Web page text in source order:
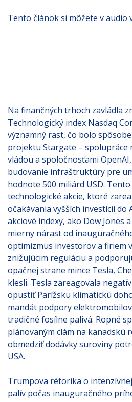
Tento článok si môžete v audio
Na finančných trhoch zavládla
Technologický index Nasdaq
významný rast, čo bolo
projektu Stargate – spolupráce
vládou a spoločnosťami
budovanie infraštruktúry pre
hodnote 500 miliárd USD.
technologické akcie, ktoré
očakávania vyšších investícií do
akciové indexy, ako Dow Jones
mierny nárast od
optimizmus investorov a firiem
znižujúcim reguláciu a
opačnej strane mince Tesla,
klesli. Tesla zareagovala
opustiť Parížsku klimatickú
mandát podpory
tradičné fosílne palivá. Ropné
plánovaným clám na kanadskú
obmedziť dodávky suroviny
USA.
Trumpova rétorika o
palív počas inauguračného